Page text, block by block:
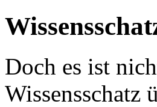
Doch es ist
Wissensschatz